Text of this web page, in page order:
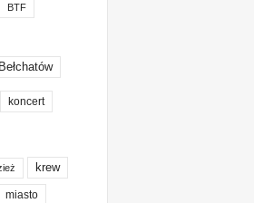
BTF
koncert
krew
miasto